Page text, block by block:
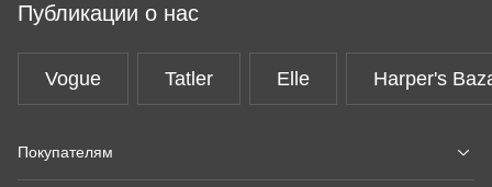
Публикации о нас
Vogue Tatler Elle Harper's
Покупателям